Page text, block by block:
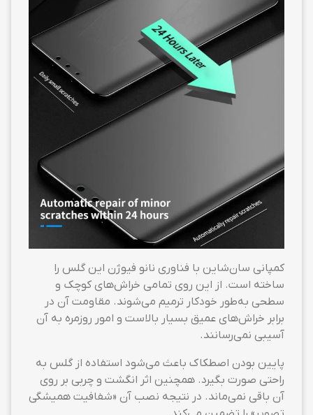
کمپانی سان‌شاین با فناوری نانو فیوژن این گلس را
ساخته است. از این روی تمامی خراش‌های کوچک و
سطحی به‌طور خودکار ترمیم می‌شوند. مقاومت آن در
برابر خراش‌های عمیق بسیار بالاست و امور روزمره به آن
آسیبی نمی‌رسانند.
پایین بودن اصطکاک باعث می‌شود استفاده از گلس به
راحتی صورت بگیرد. همچنین اثر انگشت و چربی بر روی
آن باقی نمی‌ماند. در نتیجه نصب آن «شفافیت همیشگی